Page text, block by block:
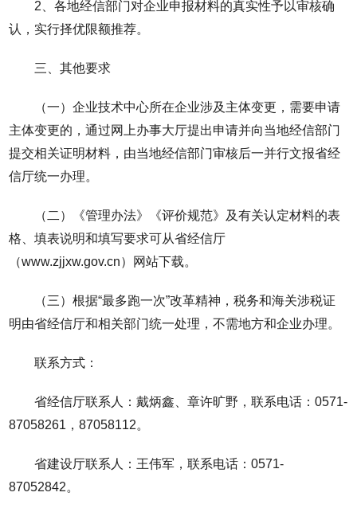
2、各地经信部门对企业申报材料的真实性予以审核确
认，实行择优限额推荐。
三、其他要求
（一）企业技术中心所在企业涉及主体变更，需要申请
主体变更的，通过网上办事大厅提出申请并向当地经信部门
提交相关证明材料，由当地经信部门审核后一并行文报省经
信厅统一办理。
（二）《管理办法》《评价规范》及有关认定材料的表
格、填表说明和填写要求可从省经信厅
（www.zjjxw.gov.cn）网站下载。
（三）根据“最多跑一次”改革精神，税务和海关涉税证
明由省经信厅和相关部门统一处理，不需地方和企业办理。
联系方式：
省经信厅联系人：戴炳鑫、章许旷野，联系电话：0571-
87058261，87058112。
省建设厅联系人：王伟军，联系电话：0571-
87052842。